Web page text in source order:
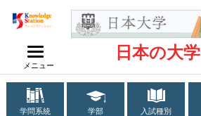
メニュー
日本の大学
学問系統 学部 入試種別